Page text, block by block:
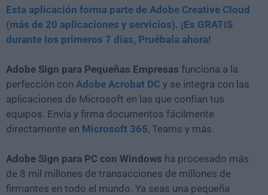
Esta aplicación forma parte de Adobe Creative Cloud
(más de 20 aplicaciones y servicios). ¡Es GRATIS
durante los primeros 7 días, Pruébala ahora!
Adobe Sign para Pequeñas Empresas funciona a la
perfección con Adobe Acrobat DC y se integra con las
aplicaciones de Microsoft en las que confían tus
equipos. Envía y firma documentos fácilmente
directamente en Microsoft 365, Teams y más.
Adobe Sign para PC con Windows ha procesado más
de 8 mil millones de transacciones de millones de
firmantes en todo el mundo. Ya seas una pequeña